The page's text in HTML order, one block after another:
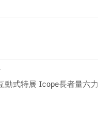
動式特展 Icope長者量六力